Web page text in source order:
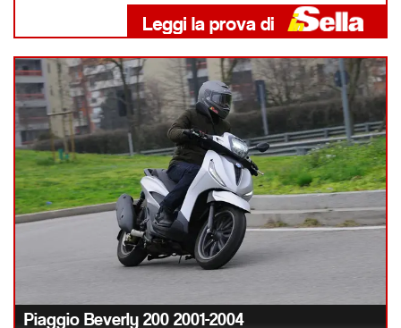
Piaggio Beverly 200 2001-2004